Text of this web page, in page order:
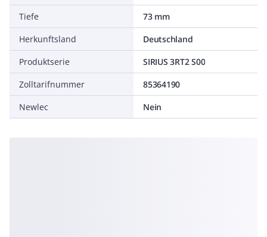
Tiefe
73 mm
Herkunftsland
Deutschland
Produktserie
SIRIUS 3RT2 S00
Zolltarifnummer
85364190
Newlec
Nein